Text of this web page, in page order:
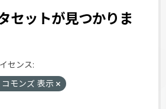
セットが見つかりま
センス:
モンズ 表示